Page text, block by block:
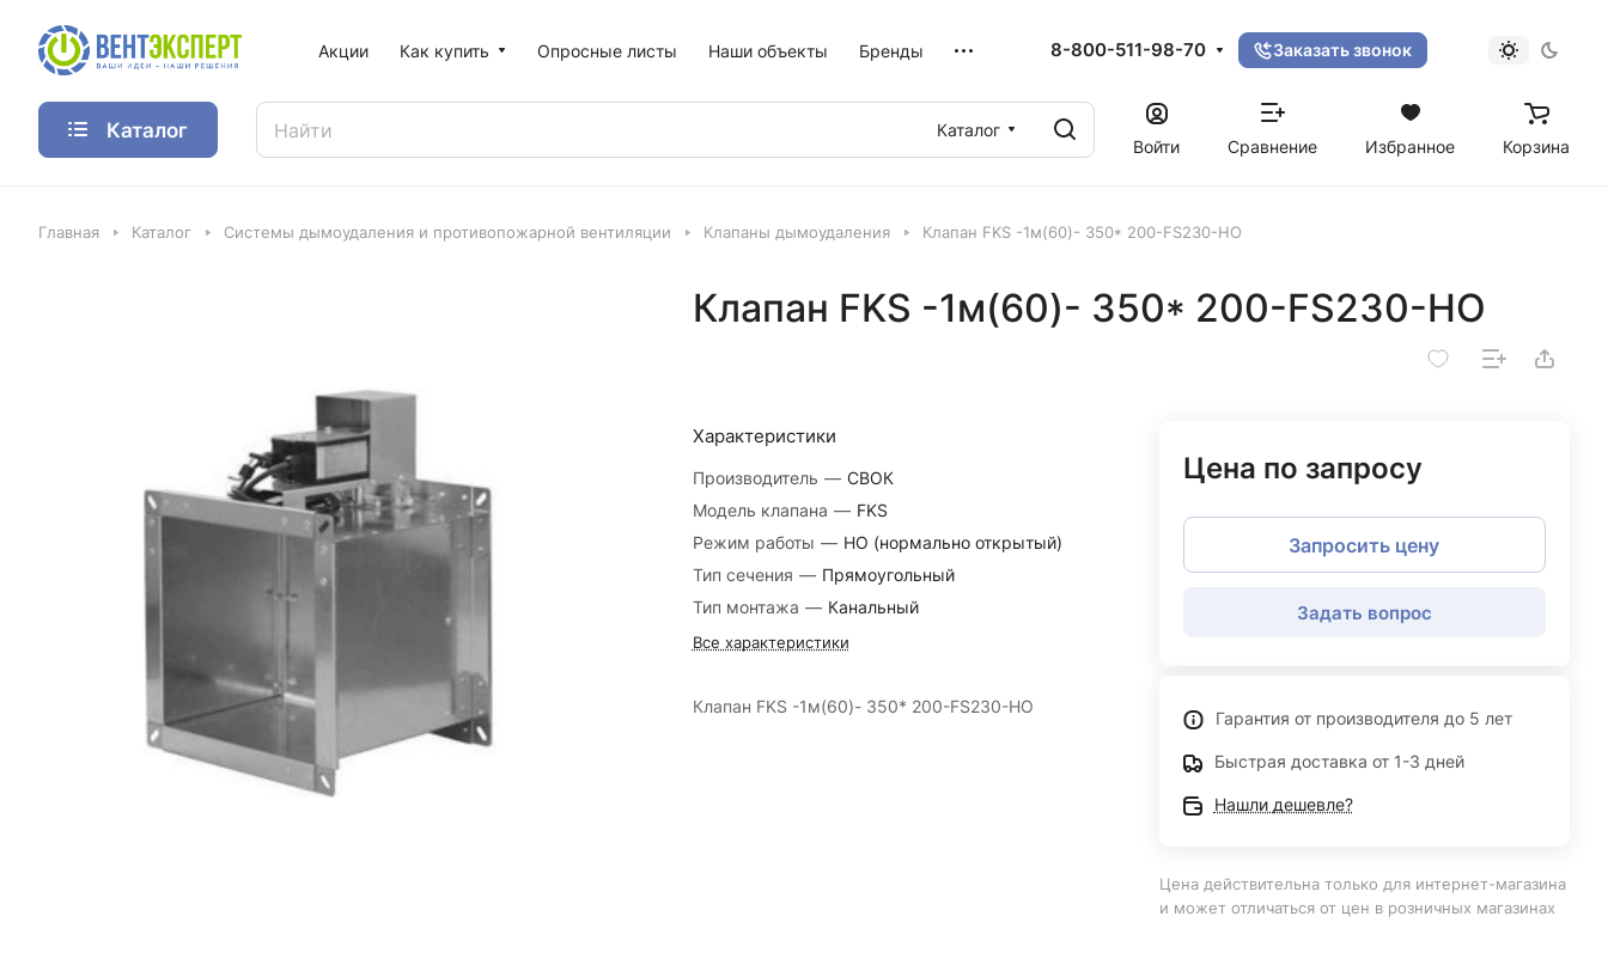
Акции Как купить Опросные листы Наши объекты Бренды 8-800-511-98-70 Заказать звонок
Каталог
Каталог
Войти
Сравнение Избранное Корзина
Главная Каталог Системы дымоудаления и противопожарной вентиляции Клапаны дымоудаления Клапан FKS -1м(60)- 350* 200-FS230-НО
Клапан FKS -1м(60)- 350* 200-FS230-НО
Характеристики
Производитель — СВОК
Модель клапана — FKS
Режим работы — НО (нормально открытый)
Тип сечения — Прямоугольный
Тип монтажа — Канальный
Все характеристики
Клапан FKS -1м(60)- 350* 200-FS230-НО
Цена по запросу
Запросить цену
Задать вопрос
Гарантия от производителя до 5 лет
Быстрая доставка от 1-3 дней
Нашли дешевле?
Цена действительна только для интернет-магазина
и может отличаться от цен в розничных магазинах